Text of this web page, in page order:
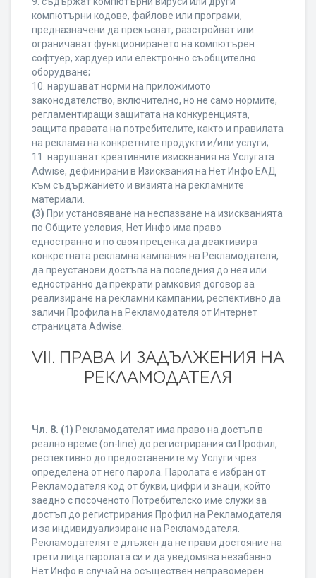
компютърни кодове, файлове или програми,
предназначени да прекъсват, разстройват или
ограничават функционирането на компютърен
софтуер, хардуер или електронно съобщително
оборудване;
10. нарушават норми на приложимото
законодателство, включително, но не само нормите,
регламентиращи защитата на конкуренцията,
защита правата на потребителите, както и правилата
на реклама на конкретните продукти и/или услуги;
11. нарушават креативните изисквания на Услугата
Adwise, дефинирани в Изисквания на Нет Инфо ЕАД
към съдържанието и визията на рекламните
материали.
(3) При установяване на неспазване на изискванията
по Общите условия, Нет Инфо има право
едностранно и по своя преценка да деактивира
конкретната рекламна кампания на Рекламодателя,
да преустанови достъпа на последния до нея или
едностранно да прекрати рамковия договор за
реализиране на рекламни кампании, респективно да
заличи Профила на Рекламодателя от Интернет
страницата Adwise.
VII. ПРАВА И ЗАДЪЛЖЕНИЯ НА
РЕКЛАМОДАТЕЛЯ
Чл. 8. (1) Рекламодателят има право на достъп в
реално време (on-line) до регистрирания си Профил,
респективно до предоставените му Услуги чрез
определена от него парола. Паролата е избран от
Рекламодателя код от букви, цифри и знаци, който
заедно с посоченото Потребителско име служи за
достъп до регистрирания Профил на Рекламодателя
и за индивидуализиране на Рекламодателя.
Рекламодателят е длъжен да не прави достояние на
трети лица паролата си и да уведомява незабавно
Нет Инфо в случай на осъществен неправомерен